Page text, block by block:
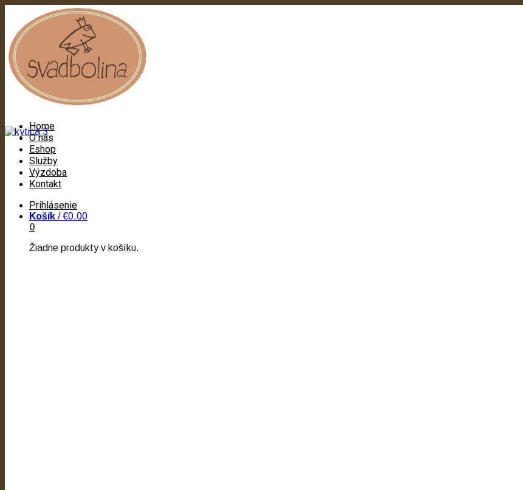
Home
O nás
Eshop
Služby
Výzdoba
Kontakt
Prihlásenie
Košík /€0.00
0
Žiadne produkty v košíku.